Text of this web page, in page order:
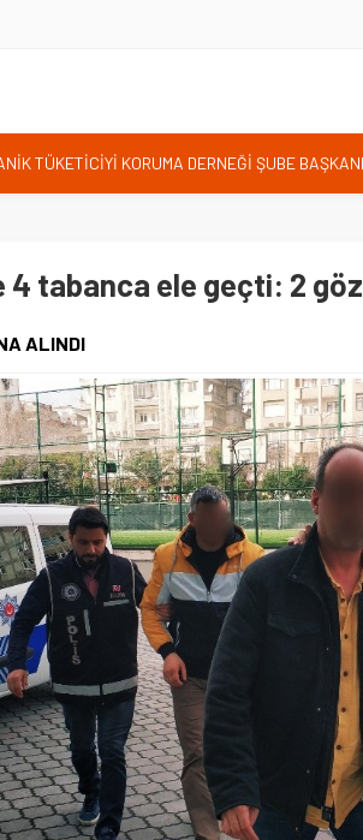
TÜKETİCİYİ KORUMA DERNEĞİ ŞUBE
KULLANICISINI İLGİLENDİREN KARAR
Başkanı Adem GÜNER Yunanistan bu
Mahallesi Sakinleri Ilkadım Belediye Başkanı
4 tabanca ele geçti: 2
ALINDI